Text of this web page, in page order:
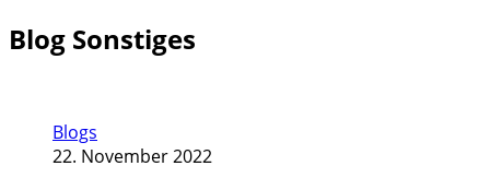
Blog Sonstiges
Blogs
22. November 2022